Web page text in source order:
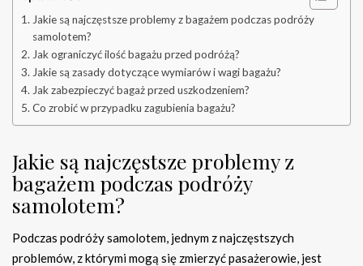
Jakie są najczęstsze problemy z bagażem podczas podróży
samolotem?
Jak ograniczyć ilość bagażu przed podróżą?
Jakie są zasady dotyczące wymiarów i wagi bagażu?
Jak zabezpieczyć bagaż przed uszkodzeniem?
Co zrobić w przypadku zagubienia bagażu?
Jakie są najczęstsze problemy z
bagażem podczas podróży
samolotem?
Podczas podróży samolotem, jednym z najczęstszych
problemów, z którymi mogą się zmierzyć pasażerowie, jest